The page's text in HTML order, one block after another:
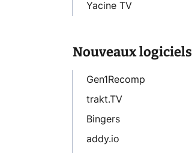
Yacine TV
Nouveaux logiciels
Gen1Recomp
trakt.TV
Bingers
addy.io